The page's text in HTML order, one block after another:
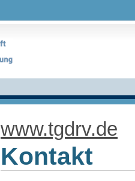
www.tgdrv.de
Kontakt